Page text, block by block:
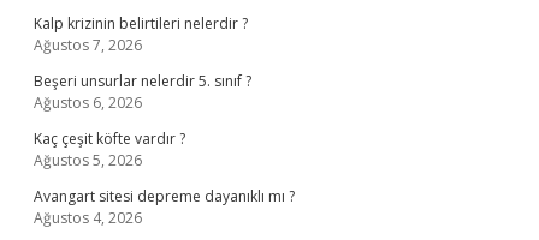
Kalp krizinin belirtileri nelerdir ?
Ağustos 7, 2026
Beşeri unsurlar nelerdir 5. sınıf ?
Ağustos 6, 2026
Kaç çeşit köfte vardır ?
Ağustos 5, 2026
Avangart sitesi depreme dayanıklı mı ?
Ağustos 4, 2026